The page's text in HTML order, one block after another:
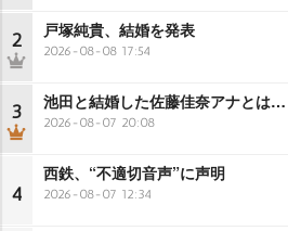
2 戸塚純貴、結婚を発表
2026-08-08 17:54
3 池田と結婚した佐藤佳奈アナとは…
2026-08-07 20:08
4
西鉄、“不適切音声”に声明
2026-08-07 12:34